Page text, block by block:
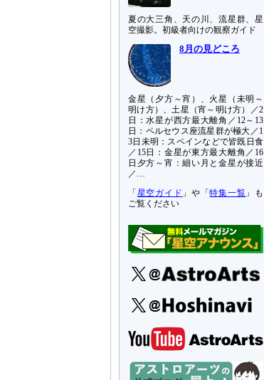
夏の大三角、天の川、流星群、星
空撮影。初級者向けの観察ガイド
8月の見どころ
金星（夕方～宵）、火星（未明～
明け方）、土星（宵～明け方）／2
日：水星が西方最大離角／12～13
日：ペルセウス座流星群が極大／1
3日未明：スペインなどで皆既日食
／15日：金星が東方最大離角／16
日夕方～宵：細い月と金星が接近
／…
「 星空ガイド 」や「特集一覧 」も
ご覧ください